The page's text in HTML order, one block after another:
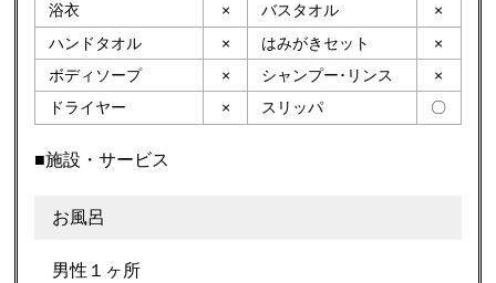
浴衣 × バスタオル
×
ハンドタオル
× はみがきセット
×
ボディソープ
× シャンプー･リンス
×
ドライヤー
× スリッパ 〇
■施設・サービス
お風呂
男性１ヶ所